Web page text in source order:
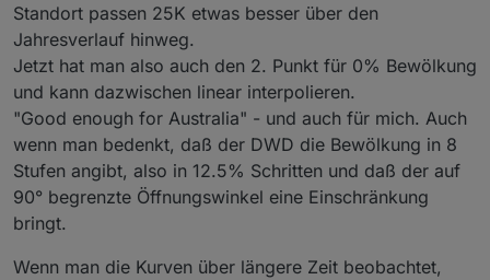
Standort passen 25K etwas besser über den
Jahresverlauf hinweg.
Jetzt hat man also auch den 2. Punkt für 0% Bewölkung
und kann dazwischen linear interpolieren.
"Good enough for Australia" - und auch für mich. Auch
wenn man bedenkt, daß der DWD die Bewölkung in 8
Stufen angibt, also in 12.5% Schritten und daß der auf
90° begrenzte Öffnungswinkel eine Einschränkung
bringt.
Wenn man die Kurven über längere Zeit beobachtet,